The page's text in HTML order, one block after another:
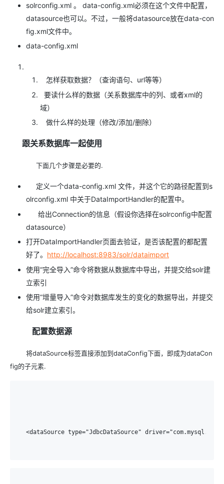
solrconfig.xml 。 data-config.xml必须在这个文件中配置，
datasource也可以。不过，一般将datasource放在data-con
fig.xml文件中。
data-config.xml
怎样获取数据？（查询语句、url等等）
要读什么样的数据（关系数据库中的列、或者xml的
域）
做什么样的处理（修改/添加/删除）
跟关系数据库一起使用
下面几个步骤是必要的.
定义一个data-config.xml 文件，并这个它的路径配置到s
olrconfig.xml 中关于DataImportHandler的配置中。
给出Connection的信息（假设你选择在solrconfig中配置
datasource）
打开DataImportHandler页面去验证，是否该配置的都配置
好了。 http://localhost:8983/solr/dataimport
使用“完全导入”命令将数据从数据库中导出，并提交给solr建
立索引
使用“增量导入”命令对数据库发生的变化的数据导出，并提交
给solr建立索引。
配置数据源
将dataSource标签直接添加到dataConfig下面，即成为dataCon
fig的子元素.
<dataSource type="JdbcDataSource"